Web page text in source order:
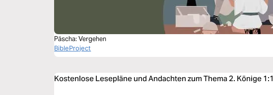
Päscha: Vergehen
BibleProject
Kostenlose Lesepläne und Andachten zum Thema 2. Könige 1:1